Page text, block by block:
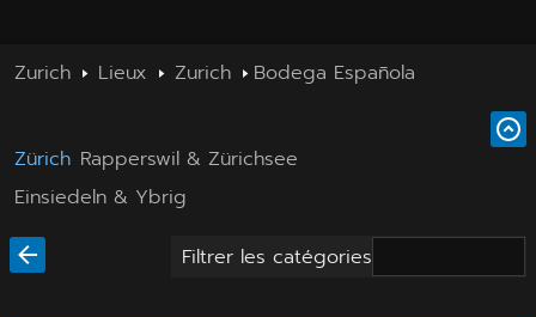
Zurich Lieux Zurich Bodega Española
Zürich Rapperswil & Zürichsee
Einsiedeln & Ybrig
Filtrer les catégories